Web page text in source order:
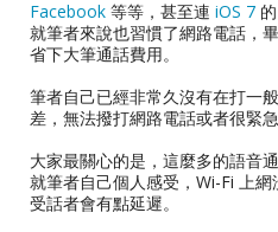
Facebook 等等，甚至連 iOS 7
就筆者來說也習慣了網路電話，
省下大筆通話費用。
筆者自己已經非常久沒有在打一
差，無法撥打網路電話或者很緊
大家最關心的是，這麼多的語音
就筆者自己個人感受，Wi-Fi 上
受話者會有點延遲。